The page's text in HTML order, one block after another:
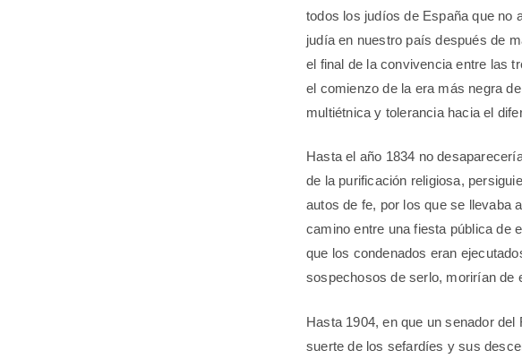
todos los judíos de España que no
judía en nuestro país después de
el final de la convivencia entre las
el comienzo de la era más negra
multiétnica y tolerancia hacia el
Hasta el año 1834 no
de la purificación religiosa,
autos de fe, por los que se llevaba
camino entre una fiesta pública de
que los condenados eran
sospechosos de serlo, morirían de
Hasta 1904, en que un senador
suerte de los sefardíes y sus